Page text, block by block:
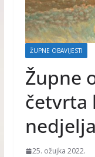
ŽUPNE OBAVIJESTI
Župne
četvrta
nedjelja
25. ožujka 2022.